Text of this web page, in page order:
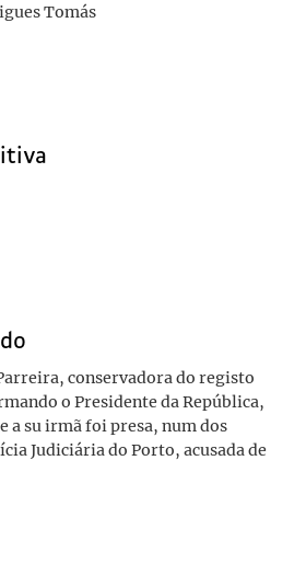
Tomás
conservadora do registo
o Presidente da República,
a su irmã foi presa, num dos
Judiciária do Porto, acusada de